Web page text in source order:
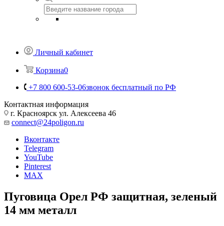
Личный кабинет
Корзина0
+7 800 600-53-06звонок бесплатный по РФ
Контактная информация
г. Красноярск ул. Алексеева 46
connect@24poligon.ru
Вконтакте
Telegram
YouTube
Pinterest
MAX
Пуговица Орел РФ защитная, зеленый
14 мм металл